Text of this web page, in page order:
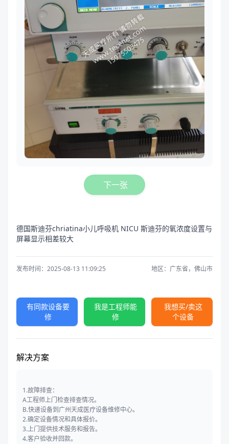
下一张
德国斯迪芬chriatina小儿呼吸机 NICU 斯迪芬的氧浓度设置与
屏幕显示相差较大
发布时间：2025-08-13 11:09:25 地区：广东省，佛山市
有同款设备要
修
我是工程师能
修
我想买/卖这
个设备
解决方案
1.故障排查：
A工程师上门检查排查情况。
B.快递设备到广州天成医疗设备维修中心。
2.确定设备情况和具体报价。
3.上门提供技术服务和报告。
4.客户验收并回款。